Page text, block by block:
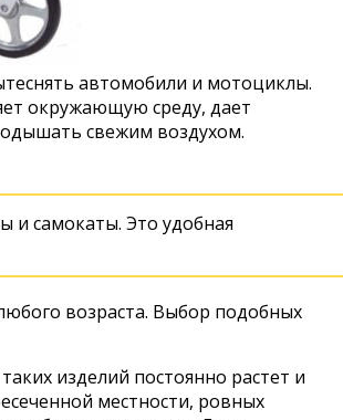
автомобили и мотоциклы.
окружающую среду, дает
свежим воздухом.
и самокаты. Это удобная
возраста. Выбор подобных
изделий постоянно растет и
местности, ровных